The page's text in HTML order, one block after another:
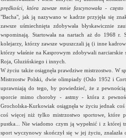
prędkości, która zawsze mnie fascynowała -
"Bacha", jak ją nazywano w kadrze przyjęła się
zawsze uśmiechnięta zdobywała
wspominają. Startowała na nartach aż do 1968 r.
kolejarzy, którzy zawsze wpuszczali ją (i inne
którzy właśnie na Kasprowym zdobywali
Roja, Gluzińskiego i innych.
W życiu także osiągnęła prawdziwe mistrzostwo. W
Mistrzostw Polski, dwie olimpiady (Oslo 1952 i
uprawniają do tego, by powiedzieć, że z pewnością
sporcie mimo choroby - astmy - która z
Grocholska-Kurkowiak osiągnęła w życiu jednak
coś więcej niż tylko mistrzostwo sportowe, które
pustka... Nie wiadomo czym ją wypełnić i z której
sport wyczynowy skończył się w jej życiu,